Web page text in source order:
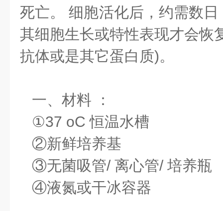
死亡。 细胞活化后，约需数
其细胞生长或特性表现才会恢
抗体或是其它蛋白质)。
一、材料 ：
①37 oC 恒温水槽
②新鲜培养基
③无菌吸管/ 离心管/ 培养瓶
④液氮或干冰容器